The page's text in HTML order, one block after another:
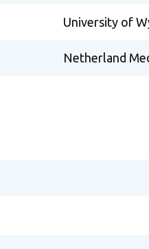
University of
Netherland